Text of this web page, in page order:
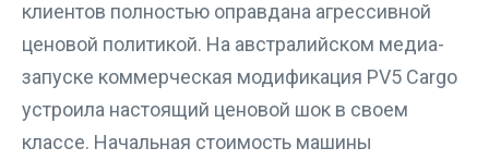
клиентов полностью оправдана агрессивной
ценовой политикой. На австралийском медиа-
запуске коммерческая модификация PV5 Cargo
устроила настоящий ценовой шок в своем
классе. Начальная стоимость машины